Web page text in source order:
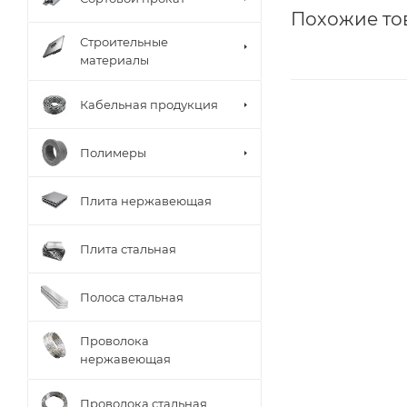
Похожие
Строительные
материалы
Кабельная продукция
Полимеры
Плита нержавеющая
Плита стальная
Полоса стальная
Проволока
нержавеющая
Проволока стальная